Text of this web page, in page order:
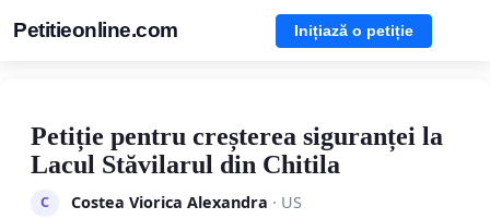
Petitieonline.com Inițiază o petiție
Petiție pentru creșterea siguranței la
Lacul Stăvilarul din Chitila
C Costea Viorica Alexandra · US